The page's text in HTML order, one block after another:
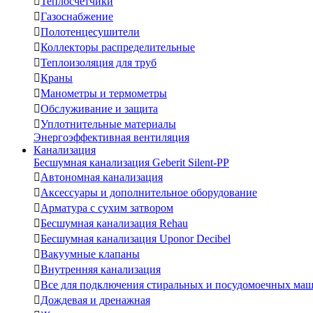
Газоснабжение
Полотенцесушители
Коллекторы распределительные
Теплоизоляция для труб
Краны
Манометры и термометры
Обслуживание и защита
Уплотнительные материалы
Энергоэффективная вентиляция
Канализация
Бесшумная канализация Geberit Silent-PP
Автономная канализация
Аксессуары и дополнительное оборудование
Арматура с сухим затвором
Бесшумная канализация Rehau
Бесшумная канализация Uponor Decibel
Вакуумные клапаны
Внутренняя канализация
Все для подключения стиральных и посудомоечных
Дождевая и дренажная